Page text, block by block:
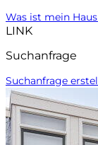
Was ist mein
LINK
Suchanfrage
Suchanfrage